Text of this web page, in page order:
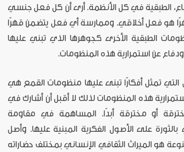
الطبقية في كل الأنظمة. أرى أن كل فعل جنسي
قهرًا هو فعل أخلاقي. وممارسة أي فعل يتضمن قهرًا
الطبقية الأخرى كجوهرها الذي تبني عليها
عن استمرارية هذه المنظومات.
التي تمثل أفكارًا تبنى عليها منظومات القمع هي
هذه المنظومات لذلك لا أقبل أن أشارك في
أو مخترقة أبدًا. المساهمة في مقاومة
على الأصول الفكرية المبنية عليها. وأصل
هو الميراث الثقافي الإنساني بمختلف حضاراته